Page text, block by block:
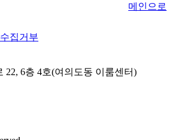
메인으로
집거부
22, 6층 4호(여의도동 이룸센터)